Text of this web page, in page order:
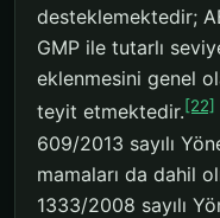
desteklemektedir;
GMP ile tutarlı
eklenmesini genel
teyit etmektedir.[22]
609/2013 sayılı
mamaları da dahil
1333/2008 sayılı